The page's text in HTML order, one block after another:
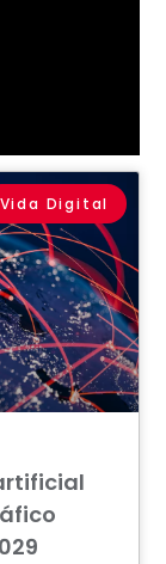
Vida Digital